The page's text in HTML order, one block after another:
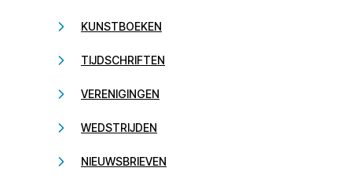
KUNSTBOEKEN
TIJDSCHRIFTEN
VERENIGINGEN
WEDSTRIJDEN
NIEUWSBRIEVEN232323